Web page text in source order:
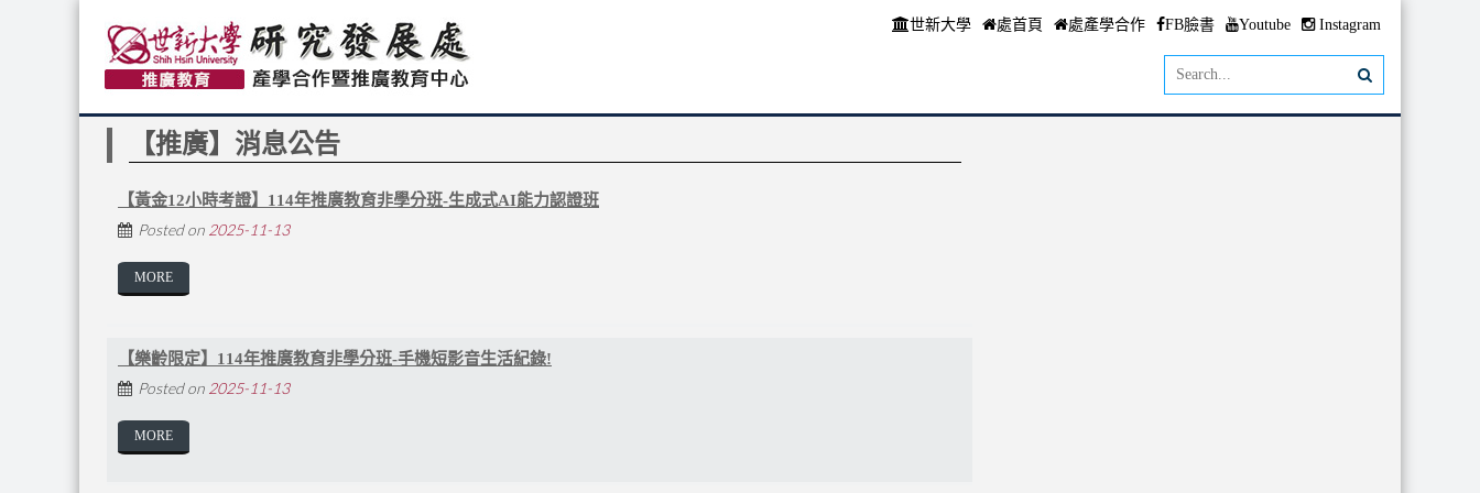
世新大學 處首頁 處產學合作 FB臉書 Youtube Instagram
【推廣】消息公告
【黃金12小時考證】114年推廣教育非學分班-生成式AI能力認證班
Posted on 2025-11-13
MORE
【樂齡限定】114年推廣教育非學分班-手機短影音生活紀錄!
Posted on 2025-11-13
MORE